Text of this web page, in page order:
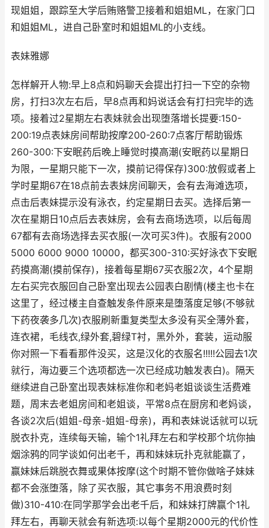
现姐姐，跟踪至大学后贿赂警卫接着和姐姐ML，在家门口
和姐姐ML，进自己卧室时和姐姐ML的小支线。
表妹雅娜
怎样解开人物:早上8点和妈聊天会提出打扫一下空的杂物
房，打扫3次左右后，早8点再和妈说话会有打扫完毕的选
项。接着过2星期左右表妹就会出现堕落增长提要:150-
200:19点表妹房间帮助按摩200-260:7点客厅帮助锻炼
260-300:下安眠药后晚上睡觉时摸高潮(安眠药以星期日
为限，一星期只能下一次，摸前记得保存)300:放假或者上
学时星期67在18点前去表妹房间聊天，会有去海滩选项，
点击后表妹提示没有泳衣，约定星期日去买。选择后第一
次在星期日10点后去表妹房，会有去商场选项，以后每周
67都有去商场选择去买衣服(一次可买3件)。衣服有2000
5000 6000 9000 10000，都买300-310:买好泳衣下安眠
药摸高潮(摸前保存)，接着每星期67买衣服2次，4个星期
左右买完衣服回自己卧室出现去公园表白剧情(楼主也卡在
这里了，经过楼主自查触发条件原来是堕落度足够(不够就
下药夜袭多几次)衣服刷新重复类型太多没有买全薄外套，
连衣裙，毛线衣,绿外套,碧绿T衬，黑外外，套装，运动服
你对照一下看看那件没买，这是汉化的衣服名!!!!!公园去1次
就行，海边要三个选项都选一次已经成功触发表白)。隔天
继续进自己卧室出现表妹标准你和老妈老姐谈谈生活费难
题，周末去老姐房间和老姐谈，平常8点在厨房和老妈谈，
各谈2次后(姐姐-母亲-姐姐-母亲)，再和表妹说话就可以玩
脱衣扑克，连续每天输，输个1礼拜左右和学校那个坑你抽
烟涂鸦的同学谈如何出老千，再和妹妹玩扑克就能赢了，
赢妹妹后跳脱衣舞或果体按摩(这个时期不管你做啥子妹妹
都不会涨堕落，除了买衣服，其它事务不用浪费时刻
做)310-410:在同学那学会出老千后，和妹妹打牌赢个1礼
拜左右，再聊天就会有新选项:以每个星期2000元的代价性